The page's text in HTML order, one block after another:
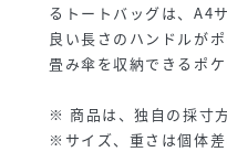
るトートバッグは、A4
良い長さのハンドルが
畳み傘を収納できるポケ
※ 商品は、独自の採寸
※サイズ、重さは個体差